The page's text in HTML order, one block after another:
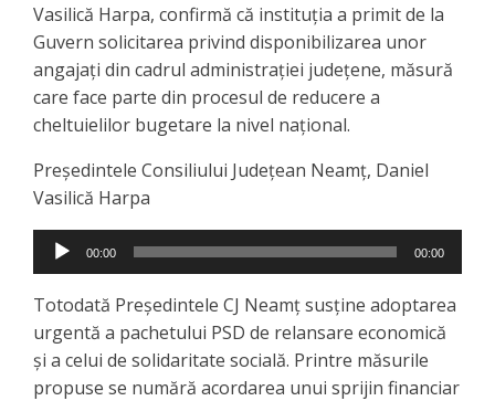
Vasilică Harpa, confirmă că instituția a primit de la
Guvern solicitarea privind disponibilizarea unor
angajați din cadrul administrației județene, măsură
care face parte din procesul de reducere a
cheltuielilor bugetare la nivel național.
Președintele Consiliului Județean Neamț, Daniel
Vasilică Harpa
Player
audio
00:00 00:00
Totodată Președintele CJ Neamț susține adoptarea
urgentă a pachetului PSD de relansare economică
și a celui de solidaritate socială. Printre măsurile
propuse se numără acordarea unui sprijin financiar